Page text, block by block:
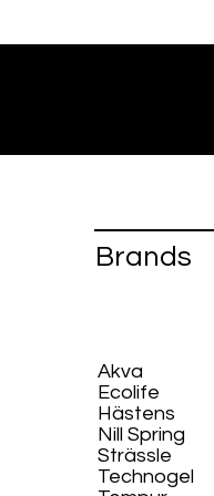
Brands
Akva
Ecolife​
Hästens
Nill Spring
Strässle
Technogel